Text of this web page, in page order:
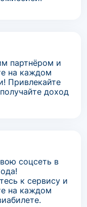
партнёром и
на каждом
Привлекайте
доход
соцсеть в
к сервису и
на каждом